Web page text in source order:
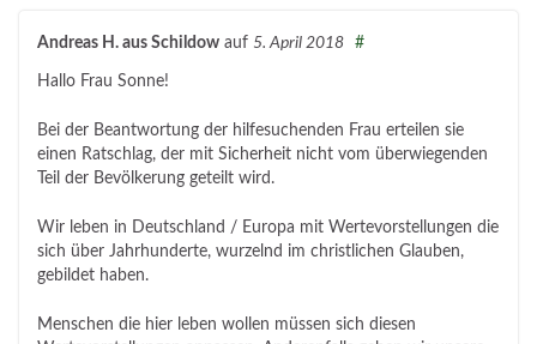
Andreas H. aus Schildow auf 5. April 2018 #
Hallo Frau Sonne!
Bei der Beantwortung der hilfesuchenden Frau erteilen sie
einen Ratschlag, der mit Sicherheit nicht vom überwiegenden
Teil der Bevölkerung geteilt wird.
Wir leben in Deutschland / Europa mit Wertevorstellungen die
sich über Jahrhunderte, wurzelnd im christlichen Glauben,
gebildet haben.
Menschen die hier leben wollen müssen sich diesen